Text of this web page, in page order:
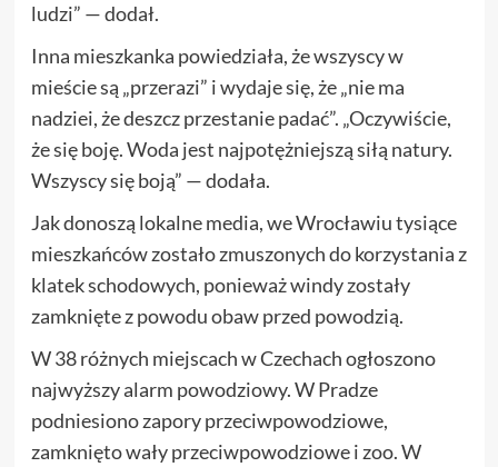
ludzi” — dodał.
Inna mieszkanka powiedziała, że wszyscy w
mieście są „przerazi” i wydaje się, że „nie ma
nadziei, że deszcz przestanie padać”. „Oczywiście,
że się boję. Woda jest najpotężniejszą siłą natury.
Wszyscy się boją” — dodała.
Jak donoszą lokalne media, we Wrocławiu tysiące
mieszkańców zostało zmuszonych do korzystania z
klatek schodowych, ponieważ windy zostały
zamknięte z powodu obaw przed powodzią.
W 38 różnych miejscach w Czechach ogłoszono
najwyższy alarm powodziowy. W Pradze
podniesiono zapory przeciwpowodziowe,
zamknięto wały przeciwpowodziowe i zoo. W